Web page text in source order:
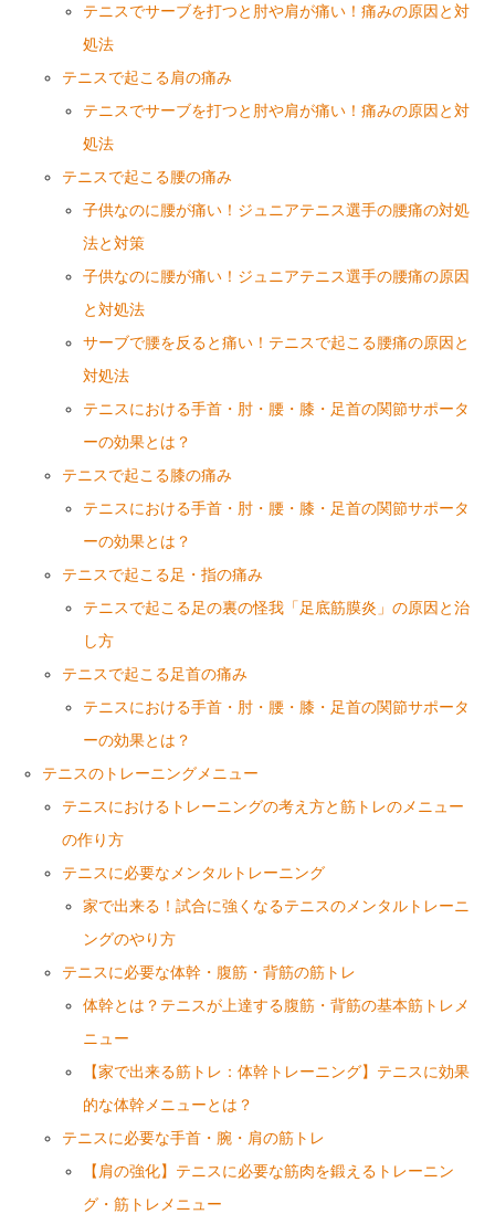
テニスでサーブを打つと肘や肩が痛い！痛みの原因と対
処法
テニスで起こる肩の痛み
テニスでサーブを打つと肘や肩が痛い！痛みの原因と対
処法
テニスで起こる腰の痛み
子供なのに腰が痛い！ジュニアテニス選手の腰痛の対処
法と対策
子供なのに腰が痛い！ジュニアテニス選手の腰痛の原因
と対処法
サーブで腰を反ると痛い！テニスで起こる腰痛の原因と
対処法
テニスにおける手首・肘・腰・膝・足首の関節サポータ
ーの効果とは？
テニスで起こる膝の痛み
テニスにおける手首・肘・腰・膝・足首の関節サポータ
ーの効果とは？
テニスで起こる足・指の痛み
テニスで起こる足の裏の怪我「足底筋膜炎」の原因と治
し方
テニスで起こる足首の痛み
テニスにおける手首・肘・腰・膝・足首の関節サポータ
ーの効果とは？
テニスのトレーニングメニュー
テニスにおけるトレーニングの考え方と筋トレのメニュー
の作り方
テニスに必要なメンタルトレーニング
家で出来る！試合に強くなるテニスのメンタルトレーニ
ングのやり方
テニスに必要な体幹・腹筋・背筋の筋トレ
体幹とは？テニスが上達する腹筋・背筋の基本筋トレメ
ニュー
【家で出来る筋トレ：体幹トレーニング】テニスに効果
的な体幹メニューとは？
テニスに必要な手首・腕・肩の筋トレ
【肩の強化】テニスに必要な筋肉を鍛えるトレーニン
グ・筋トレメニュー